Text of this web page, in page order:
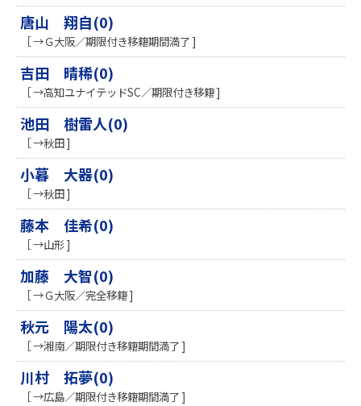
唐山 翔自(0)
［ →Ｇ大阪／期限付き移籍期間満了 ]
吉田 晴稀(0)
［ →高知ユナイテッドSC／期限付き移籍 ]
池田 樹雷人(0)
［ →秋田 ]
小暮 大器(0)
［ →秋田 ]
藤本 佳希(0)
［ →山形 ]
加藤 大智(0)
［ →Ｇ大阪／完全移籍 ]
秋元 陽太(0)
［ →湘南／期限付き移籍期間満了 ]
川村 拓夢(0)
［ →広島／期限付き移籍期間満了 ]